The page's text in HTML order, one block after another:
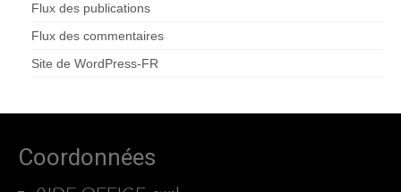
Flux des publications
Flux des commentaires
Site de WordPress-FR
Coordonnées